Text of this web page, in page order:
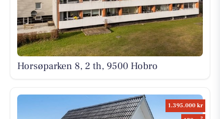
Horsøparken 8, 2 th, 9500 Hobro
1.395.000 kr